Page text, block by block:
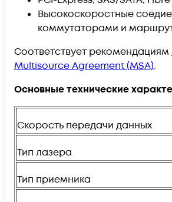
Высокоскоростные
коммутаторами и
Соответствует рекомендациям
Multisource Agreement (MSA).
Основные технические
Скорость передачи данных
Тип лазера
Тип приемника